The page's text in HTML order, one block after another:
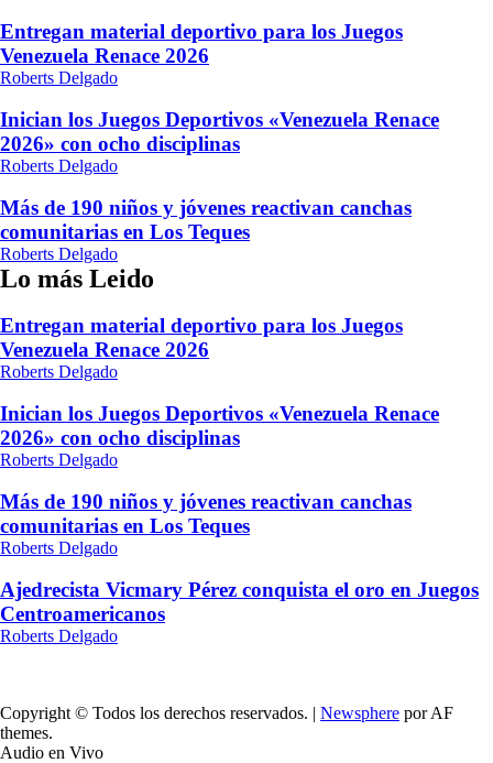
Entregan material deportivo para los Juegos
Venezuela Renace 2026
Roberts Delgado
Inician los Juegos Deportivos «Venezuela Renace
2026» con ocho disciplinas
Roberts Delgado
Más de 190 niños y jóvenes reactivan canchas
comunitarias en Los Teques
Roberts Delgado
Lo más Leido
Entregan material deportivo para los Juegos
Venezuela Renace 2026
Roberts Delgado
Inician los Juegos Deportivos «Venezuela Renace
2026» con ocho disciplinas
Roberts Delgado
Más de 190 niños y jóvenes reactivan canchas
comunitarias en Los Teques
Roberts Delgado
Ajedrecista Vicmary Pérez conquista el oro en Juegos
Centroamericanos
Roberts Delgado
Copyright © Todos los derechos reservados. | Newsphere por AF
themes.
Audio en Vivo